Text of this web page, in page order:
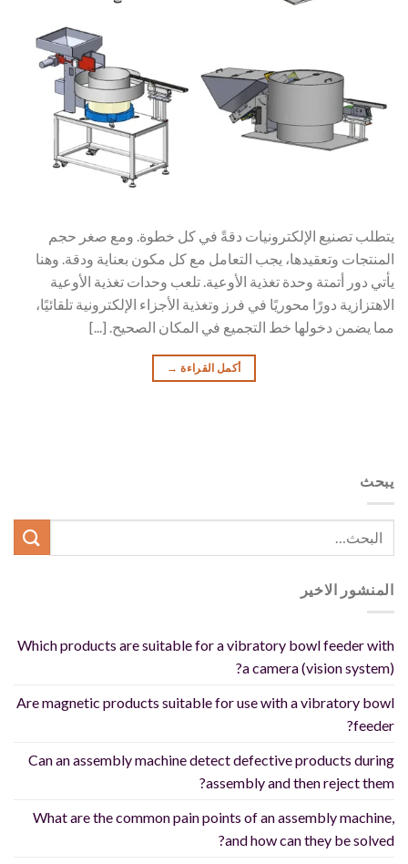
يتطلب تصنيع الإلكترونيات دقةً في كل خطوة. ومع صغر حجم
المنتجات وتعقيدها، يجب التعامل مع كل مكون بعناية ودقة. وهنا
يأتي دور أتمتة وحدة تغذية الأوعية. تلعب وحدات تغذية الأوعية
الاهتزازية دورًا محوريًا في فرز وتغذية الأجزاء الإلكترونية تلقائيًا،
مما يضمن دخولها خط التجميع في المكان الصحيح. [...]
أكمل القراءة →
يبحث
المنشور الاخير
Which products are suitable for a vibratory bowl feeder with
a camera (vision system)?
Are magnetic products suitable for use with a vibratory bowl
feeder?
Can an assembly machine detect defective products during
assembly and then reject them?
What are the common pain points of an assembly machine,
and how can they be solved?